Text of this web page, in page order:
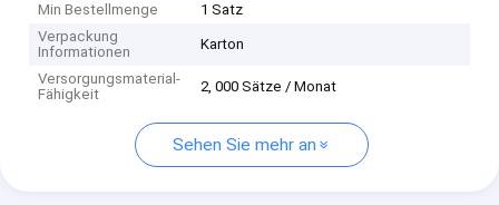
Min Bestellmenge
1 Satz
Verpackung
Informationen
Karton
Versorgungsmaterial-
Fähigkeit
2, 000 Sätze / Monat
Sehen Sie mehr an